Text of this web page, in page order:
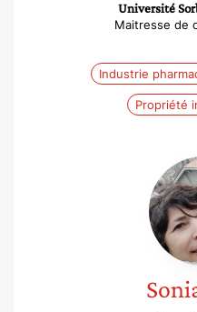
Université
Maitresse de
Industrie
Propriété